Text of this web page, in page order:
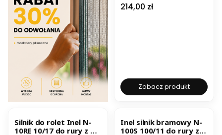
odbiornikiem radiowym
Cena
214,00 zł
Zobacz produkt
Silnik do rolet Inel N-
10RE 10/17 do rury z Ø
Inel silnik bramowy N-
100S 100/11 do rury z Ø